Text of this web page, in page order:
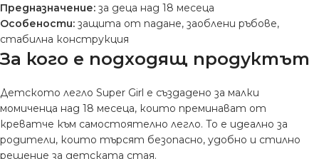
Предназначение: за деца над 18 месеца
Особености: защита от падане, заоблени ръбове,
стабилна конструкция
За кого е подходящ продуктът
Детското легло Super Girl е създадено за малки
момиченца над 18 месеца, които преминават от
креватче към самостоятелно легло. То е идеално за
родители, които търсят безопасно, удобно и стилно
решение за детската стая.